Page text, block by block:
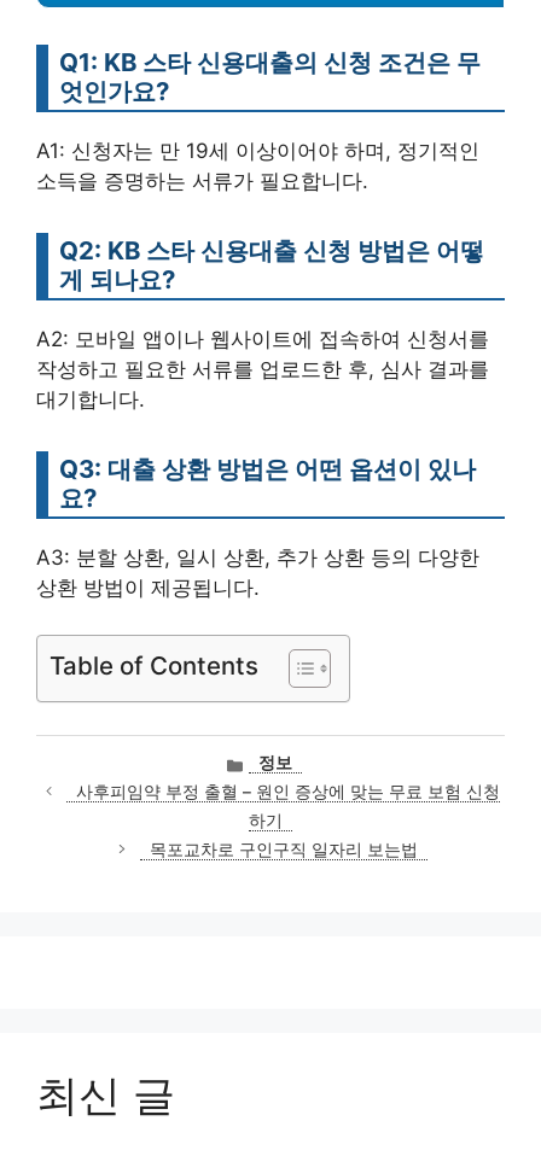
Q1: KB 스타 신용대출의 신청 조건은 무
엇인가요?
A1: 신청자는 만 19세 이상이어야 하며, 정기적인
소득을 증명하는 서류가 필요합니다.
Q2: KB 스타 신용대출 신청 방법은 어떻
게 되나요?
A2: 모바일 앱이나 웹사이트에 접속하여 신청서를
작성하고 필요한 서류를 업로드한 후, 심사 결과를
대기합니다.
Q3: 대출 상환 방법은 어떤 옵션이 있나
요?
A3: 분할 상환, 일시 상환, 추가 상환 등의 다양한
상환 방법이 제공됩니다.
Table of Contents
카
테
고
리
정보
사후피임약 부정 출혈 – 원인 증상에 맞는 무료 보험 신청
하기
목포교차로 구인구직 일자리 보는법
최신 글